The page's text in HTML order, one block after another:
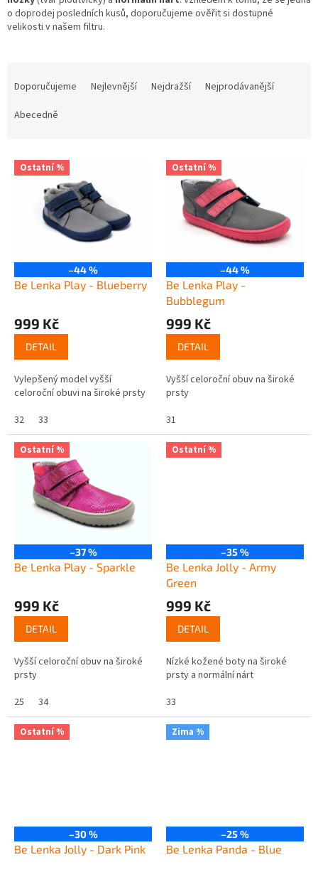
o doprodej posledních kusů, doporučujeme ověřit si dostupné
velikosti v našem filtru.
p
Doporučujeme Nejlevnější Nejdražší
Nejprodávanější
Abecedně
V Ostatní %
–44 %
Be Lenka Play - Blueberry
999 Kč
DETAIL
Vylepšený model vyšší
celoroční obuvi na široké prsty
32
33
Ostatní %
–44 %
Be Lenka Play -
Bubblegum
999 Kč
DETAIL
Vyšší celoroční obuv na široké
prsty
31
Ostatní %
–37 %
Be Lenka Play - Sparkle
999 Kč
DETAIL
Vyšší celoroční obuv na široké
prsty
25
34
Ostatní %
–35 %
Be Lenka Jolly - Army
Green
999 Kč
DETAIL
Nízké kožené boty na široké
prsty a normální nárt
33
Ostatní %
–30 %
Be Lenka Jolly - Dark Pink
Zima %
–25 %
Be Lenka Panda - Blue